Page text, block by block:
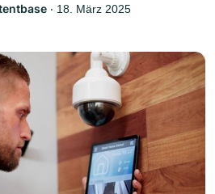
‧ 18. März 2025